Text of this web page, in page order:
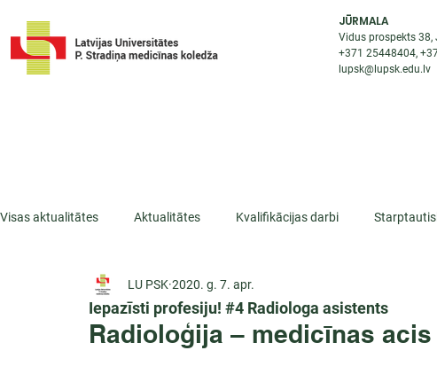
JŪRMALA
Vidus prospekts 38,
+371 25448404,
lupsk@lupsk.edu.lv
Visas aktualitātes Aktualitātes Kvalifikācijas darbi
ESF projekti Iepazīsti profesiju
Iepazīsti profesiju! #4 Radiologa asistents
LU PSK 2020. g. 7. apr.
Radioloģija – medicīnas acis